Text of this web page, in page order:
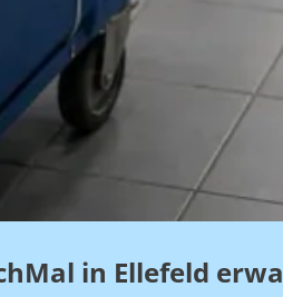
in Ellefeld